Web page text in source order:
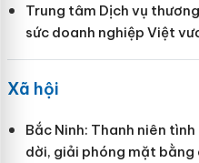
Trung tâm Dịch vụ
sức doanh nghiệp Việt
Xã hội
Bắc Ninh: Thanh niên
dời, giải phóng mặt bằng